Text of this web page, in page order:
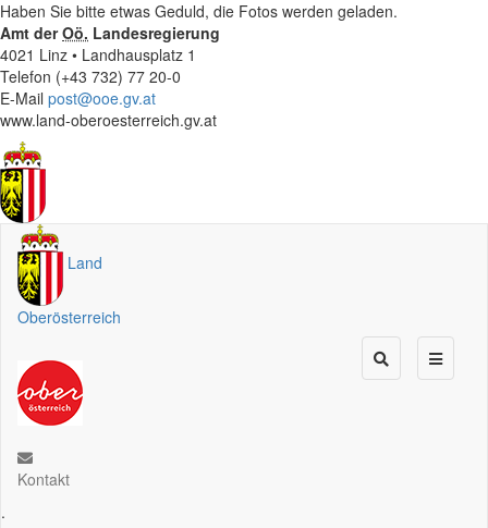
Haben Sie bitte etwas Geduld, die Fotos werden geladen.
Amt derOö. Landesregierung
4021 Linz • Landhausplatz 1
Telefon (+43 732) 77 20-0
E-Mail post@ooe.gv.at
www.land-oberoesterreich.gv.at
Land
Oberösterreich
Kontakt
.